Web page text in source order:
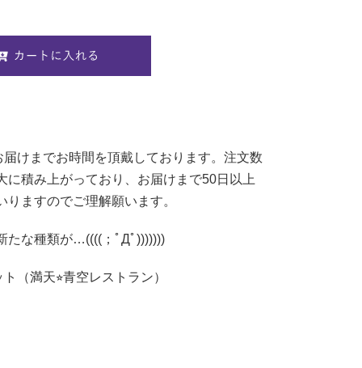
けまでお時間を頂戴しております。注文数
に積み上がっており、お届けまで50日以上
ますのでご理解願います。
たな種類が…((((；ﾟДﾟ)))))))
満天⭐︎青空レストラン）